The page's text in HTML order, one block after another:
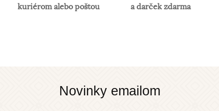
kuriérom alebo poštou
a darček zdarma
Novinky emailom